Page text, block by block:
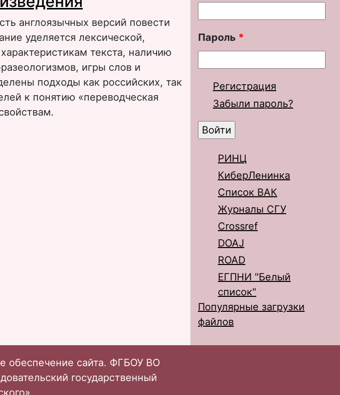
англоязычных версий повести
уделяется лексической,
текста, наличию
игры слов и
подходы как российских, так
к понятию «переводческая
Пароль *
Регистрация
Забыли пароль?
РИНЦ
КиберЛенинка
Список ВАК
Журналы СГУ
Crossref
DOAJ
ROAD
ЕГПНИ "Белый
список"
Популярные загрузки
файлов
обеспечение сайта. ФГБОУ ВО
государственный